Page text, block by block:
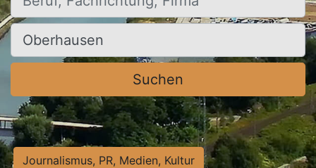
Ort, Stadt
Suchen
Journalismus, PR, Medien, Kultur